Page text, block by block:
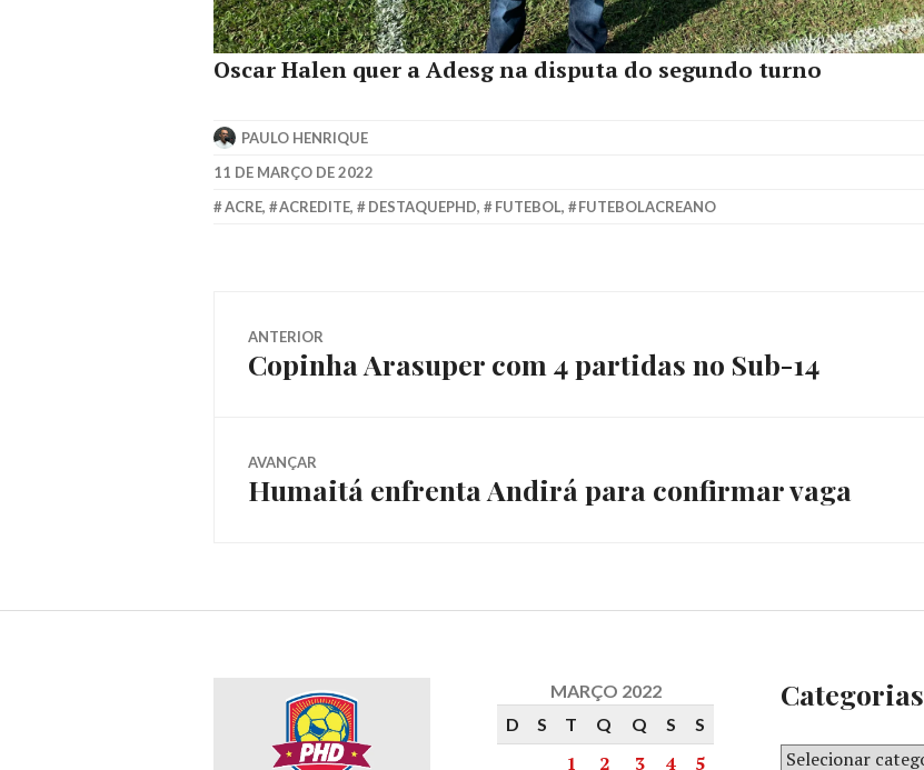
Oscar Halen quer a Adesg na disputa do segundo turno
PAULO HENRIQUE
11 DE MARÇO DE 2022
ACRE, ACREDITE, DESTAQUEPHD, FUTEBOL, FUTEBOLACREANO
ANTERIOR
Copinha Arasuper com 4 partidas no Sub-14
AVANÇAR
Humaitá enfrenta Andirá para confirmar vaga
MARÇO 2022
D
S T Q Q S S
1 2 3 4 5
Categorias